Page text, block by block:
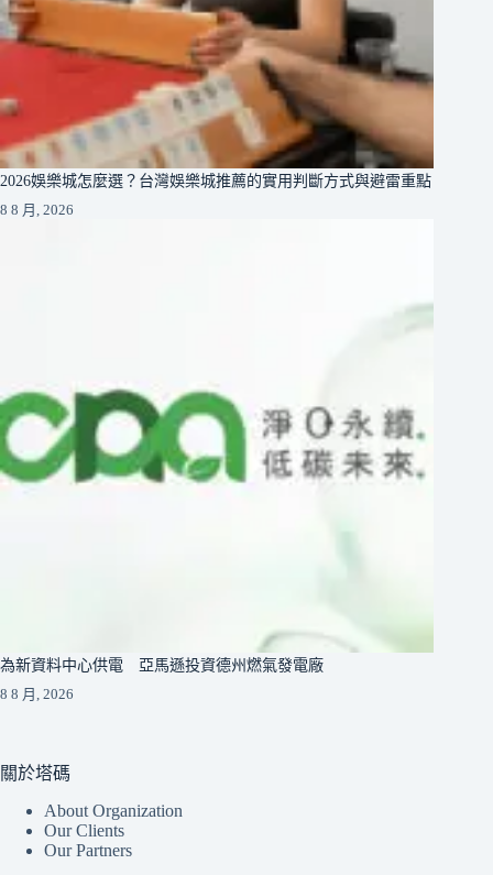
2026娛樂城怎麼選？台灣娛樂城推薦的實用判斷方式與避雷重點
8 8 月, 2026
為新資料中心供電 亞馬遜投資德州燃氣發電廠
8 8 月, 2026
關於塔碼
About Organization
Our Clients
Our Partners